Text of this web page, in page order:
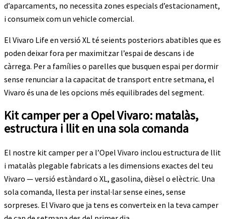
d’aparcaments, no necessita zones especials d’estacionament,
i consumeix com un vehicle comercial.
El Vivaro Life en versió XL té seients posteriors abatibles que es
poden deixar fora per maximitzar l’espai de descans i de
càrrega. Per a famílies o parelles que busquen espai per dormir
sense renunciar a la capacitat de transport entre setmana, el
Vivaro és una de les opcions més equilibrades del segment.
Kit camper per a Opel Vivaro: matalàs,
estructura i llit en una sola comanda
El nostre kit camper per a l’Opel Vivaro inclou estructura de llit
i matalàs plegable fabricats a les dimensions exactes del teu
Vivaro — versió estàndard o XL, gasolina, dièsel o elèctric. Una
sola comanda, llesta per instal·lar sense eines, sense
sorpreses. El Vivaro que ja tens es converteix en la teva camper